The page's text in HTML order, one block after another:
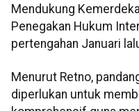
Mendukung
Penegakan Hukum
pertengahan Januari
Menurut Retno,
diperlukan untuk